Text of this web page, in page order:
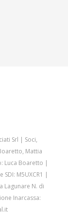
Srl | Soci,
Mattia
Luca Boaretto |
SDI: M5UXCR1 |
Lagunare N. di
Inarcassa: